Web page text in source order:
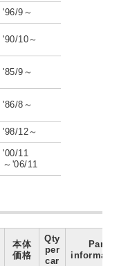
'96/9～
'90/10～
'85/9～
'86/8～
'98/12～
'00/11
～'06/11
本体
価格
Qty
per
car
Part